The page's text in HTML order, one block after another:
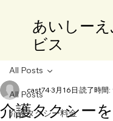
あいしー
ビス
All Posts
介護タクシー料金
All Posts
介護タクシー
cast743月16日 読了時間: